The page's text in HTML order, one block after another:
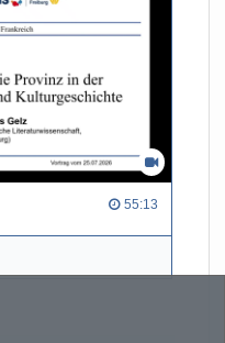
55:13